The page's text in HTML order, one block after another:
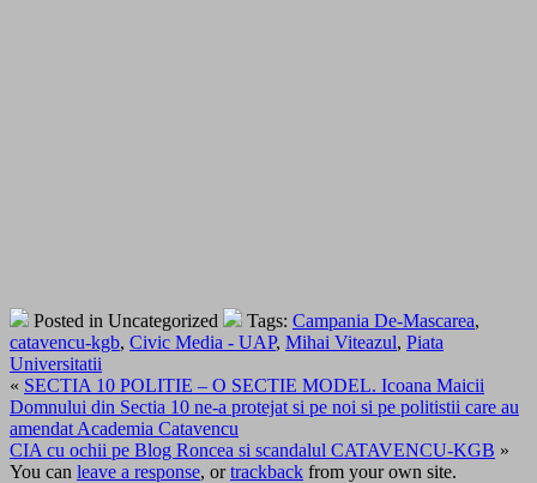
Posted in Uncategorized Tags: Campania De-Mascarea,
catavencu-kgb, Civic Media - UAP, Mihai Viteazul, Piata
Universitatii
« SECTIA 10 POLITIE – O SECTIE MODEL. Icoana Maicii
Domnului din Sectia 10 ne-a protejat si pe noi si pe politistii care au
amendat Academia Catavencu
CIA cu ochii pe Blog Roncea si scandalul CATAVENCU-KGB »
You can leave a response, ortrackback from your own site.